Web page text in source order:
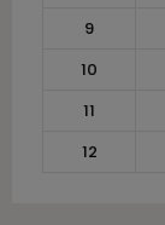
9
10
11
12